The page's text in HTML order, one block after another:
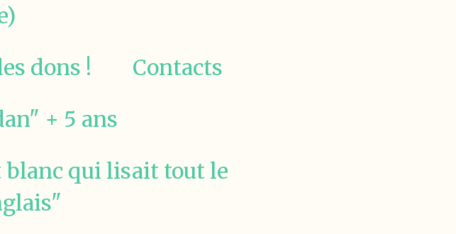
dons !
Contacts
+ 5 ans
qui lisait tout le